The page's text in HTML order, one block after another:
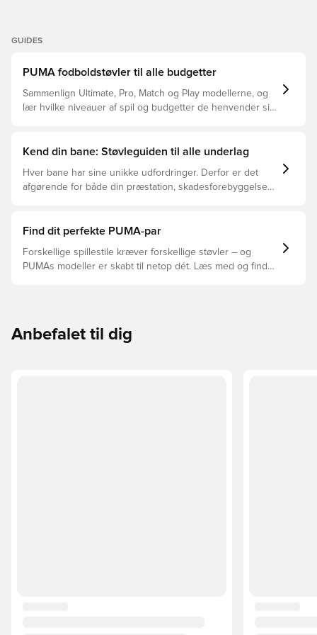
GUIDES
PUMA fodboldstøvler til alle budgetter
Sammenlign Ultimate, Pro, Match og Play modellerne, og
lær hvilke niveauer af spil og budgetter de henvender sig
Kend din bane: Støvleguiden til alle underlag
Hver bane har sine unikke udfordringer. Derfor er det
afgørende for både din præstation, skadesforebyggelse
støvler der er det bedste valg til de forskellige typer
Find dit perfekte PUMA-par
Forskellige spillestile kræver forskellige støvler – og
PUMAs modeller er skabt til netop dét. Læs med og find
Anbefalet til dig